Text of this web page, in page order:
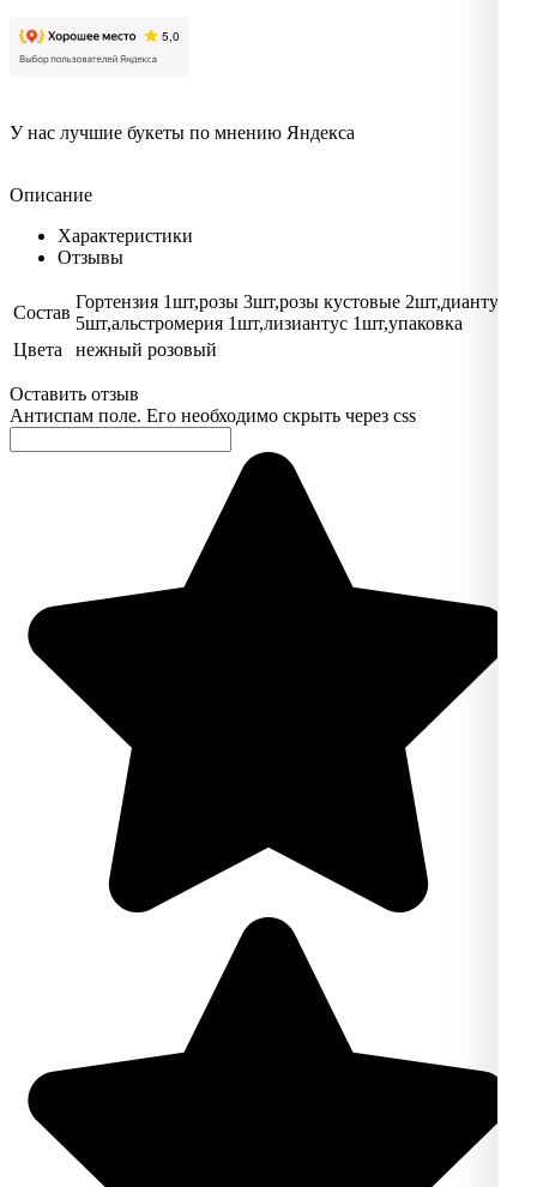
У нас лучшие букеты по мнению Яндекса
Описание
Характеристики
Отзывы
Состав
Гортензия 1шт,розы 3шт,розы кустовые 2шт,диантусы
5шт,альстромерия 1шт,лизиантус 1шт,упаковка
Цвета
нежный розовый
Оставить отзыв
Антиспам поле. Его необходимо скрыть через css